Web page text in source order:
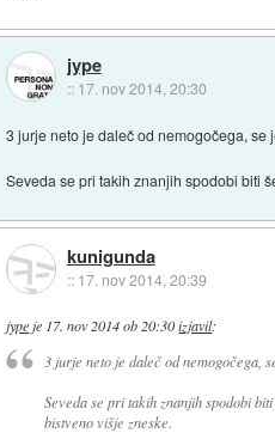
jype
:: 17. nov 2014, 20:30
3 jurje neto je daleč od nemogočega, se
Seveda se pri takih znanjih spodobi biti
kunigunda
:: 17. nov 2014, 20:39
jype je 17. nov 2014 ob 20:30 izjavil:
3 jurje neto je daleč od nemogočega,
Seveda se pri takih znanjih spodobi
bistveno višje zneske.